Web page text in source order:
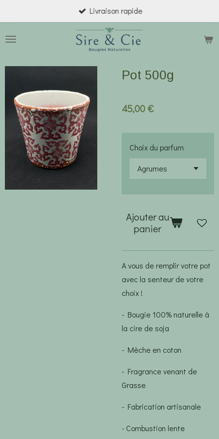
au
contenu
Livraison rapide
Pot 500g
45,00 €
Choix du parfum
Ajouter au
panier
A vous de remplir votre pot
avec la senteur de votre
choix !
- Bougie 100% naturelle à
la cire de soja
- Mèche en coton
- Fragrance venant de
Grasse
- Fabrication artisanale
- Combustion lente